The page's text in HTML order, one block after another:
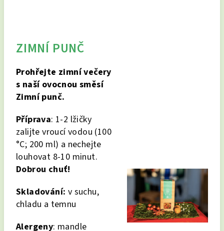
ZIMNÍ PUNČ
Prohřejte zimní večery
s naší ovocnou směsí
Zimní punč.
Příprava: 1-2 lžičky
zalijte vroucí vodou (100
°C; 200 ml) a nechejte
louhovat 8-10 minut.
Dobrou chuť!
Skladování: v suchu,
chladu a temnu
Alergeny: mandle